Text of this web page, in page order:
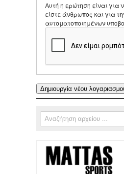
Αυτή η ερώτηση είναι για
είστε άνθρωπος και για
αυτοματοποιημένων
Φόρμα αναζήτησης
Αναζήτηση